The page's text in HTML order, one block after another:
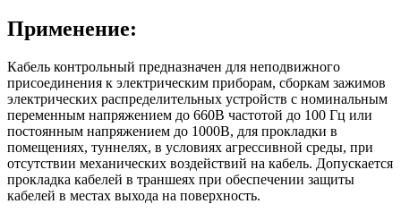
Применение:
Кабель контрольный предназначен для неподвижного
присоединения к электрическим приборам, сборкам зажимов
электрических распределительных устройств с номинальным
переменным напряжением до 660В частотой до 100 Гц или
постоянным напряжением до 1000В, для прокладки в
помещениях, туннелях, в условиях агрессивной среды, при
отсутствии механических воздействий на кабель. Допускается
прокладка кабелей в траншеях при обеспечении защиты
кабелей в местах выхода на поверхность.